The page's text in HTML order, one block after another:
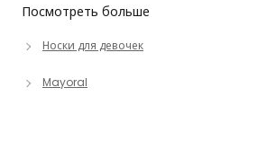
Посмотреть больше
Носки для девочек
Mayoral